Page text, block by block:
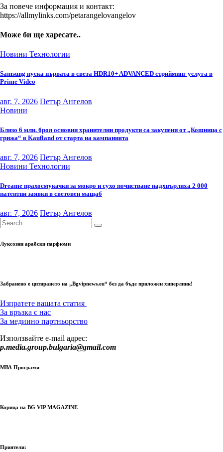
За повече информация и контакт:
https://allmylinks.com/petarangelovangelov
Може би ще харесате..
Новини Технологии
Samsung пуска първата в света HDR10+ ADVANCED стрийминг услуга в
Prime Video
авг. 7, 2026 Петър Ангелов
Новини
Близо 6 млн. броя основни хранителни продукти са закупени от „Кошница с
грижа“ в Kaufland от старта на кампанията
авг. 7, 2026 Петър Ангелов
Новини Технологии
Dreame прахосмукачки за мокро и сухо почистване надхвърлиха 2 000
патентни заявки в световен мащаб
авг. 7, 2026 Петър Ангелов
Луксозни арабски парфюми
Забранено е цитирането на „Bgvipnews.eu“ без да бъде приложен хиперлинк!
Изпратете вашата статия
За връзка с нас
За медиино партньорство
Използвайте e-mail адрес:
p.media.group.bulgaria@gmail.com
МВА Програми
Корица на BG VIP MAGAZINE
Приятели: